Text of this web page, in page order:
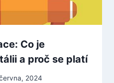
Co je
a proč se platí
2024